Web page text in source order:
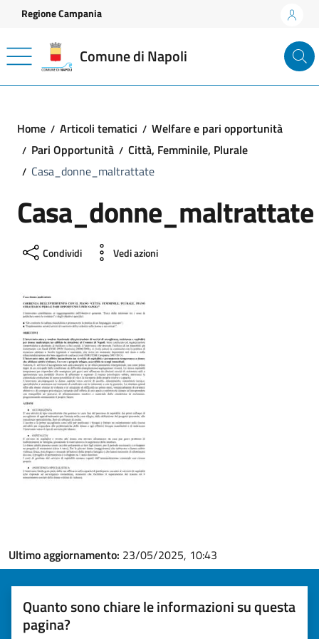
Vai ai contenuti
Vai al footer
Regione Campania
Comune di Napoli
Home Articoli tematici
Welfare e pari opportunità
Pari Opportunità
Città, Femminile, Plurale
Casa_donne_maltrattate
Casa_donne_maltrattate
Condividi Vedi azioni
Ultimo aggiornamento: 23/05/2025, 10:43
Quanto sono chiare le informazioni su questa
pagina?